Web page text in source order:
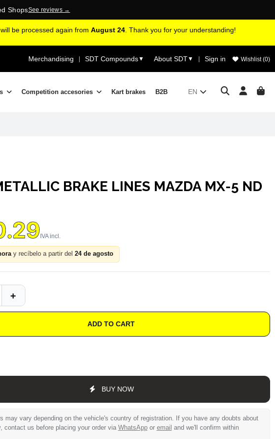
ShopsSee reviews →
be processed again from August 24. Thank you for your understanding!
Merchandising | SDT Compounds▼ About SDT▼ | Sign in Wishlist (0)
Competition accesories Kart brakes B2B EN
BRAKE LINES MAZDA MX-5 ND
y recíbelo a partir del 24 de agosto
ADD TO CART
BUY NOW
may vary depending on the vehicle's country of registration. If you have any doubts about
contact us before placing your order via WhatsAppor email and we'll confirm within